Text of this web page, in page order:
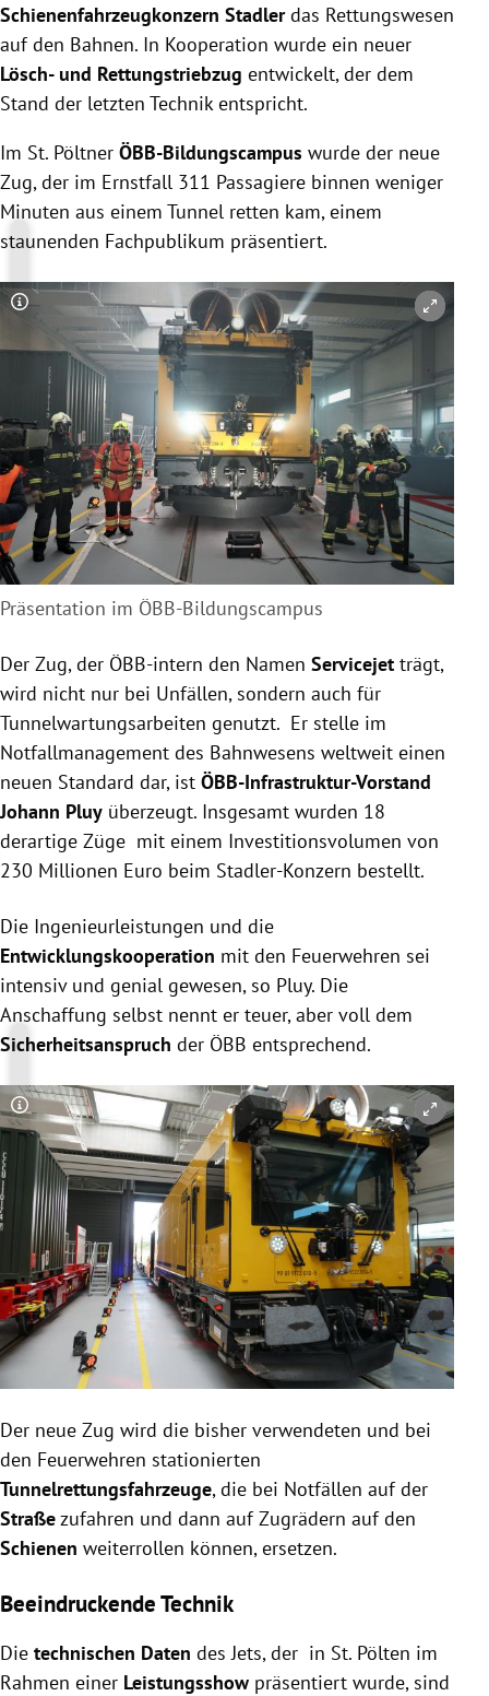
Schienenfahrzeugkonzern Stadlerdas Rettungswesen
auf den Bahnen. In Kooperation wurde ein neuer
Lösch- und Rettungstriebzug entwickelt, der dem
Stand der letzten Technik entspricht.
Im St. Pöltner ÖBB-Bildungscampus wurde der neue
Zug, der im Ernstfall 311 Passagiere binnen weniger
Minuten aus einem Tunnel retten kam, einem
staunenden Fachpublikum präsentiert.
Copyright-Hinweis öffnen/schließen
Präsentation im ÖBB-Bildungscampus
Der Zug, der ÖBB-intern den Namen Servicejet trägt,
wird nicht nur bei Unfällen, sondern auch für
Tunnelwartungsarbeiten genutzt. Er stelle im
Notfallmanagement des Bahnwesens weltweit einen
neuen Standard dar, ist ÖBB-Infrastruktur-Vorstand
Johann Pluy überzeugt. Insgesamt wurden 18
derartige Züge mit einem Investitionsvolumen von
230 Millionen Euro beim Stadler-Konzern bestellt.
Die Ingenieurleistungen und die
Entwicklungskooperation mit den Feuerwehren sei
intensiv und genial gewesen, so Pluy. Die
Anschaffung selbst nennt er teuer, aber voll dem
Sicherheitsanspruch der ÖBB entsprechend.
Copyright-Hinweis öffnen/schließen
Der neue Zug wird die bisher verwendeten und bei
den Feuerwehren stationierten
Tunnelrettungsfahrzeuge, die bei Notfällen auf der
Straßezufahren und dann auf Zugrädern auf den
Schienen weiterrollen können, ersetzen.
Beeindruckende Technik
Die technischen Daten des Jets, der in St. Pölten im
Rahmen einer Leistungsshow präsentiert wurde, sind